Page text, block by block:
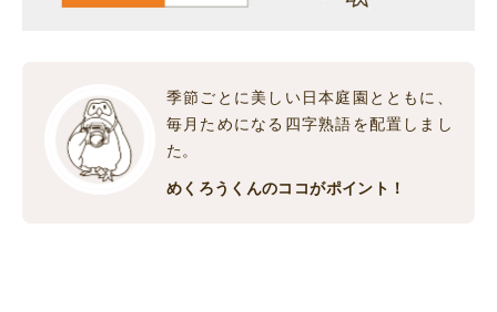
季節ごとに美しい日本庭園とともに、
毎月ためになる四字熟語を配置しまし
た。
めくろうくんのココがポイント！